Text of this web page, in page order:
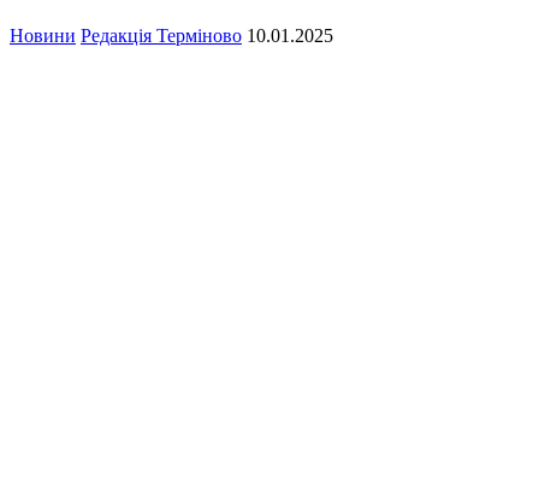
Новини Редакція Терміново 10.01.2025